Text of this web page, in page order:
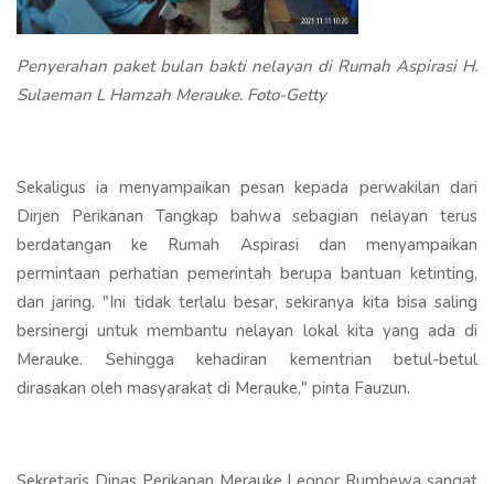
Penyerahan paket bulan bakti nelayan di Rumah Aspirasi H.
Sulaeman L Hamzah Merauke. Foto-Getty
Sekaligus ia menyampaikan pesan kepada perwakilan dari
Dirjen Perikanan Tangkap bahwa sebagian nelayan terus
berdatangan ke Rumah Aspirasi dan menyampaikan
permintaan perhatian pemerintah berupa bantuan ketinting,
dan jaring. "Ini tidak terlalu besar, sekiranya kita bisa saling
bersinergi untuk membantu nelayan lokal kita yang ada di
Merauke. Sehingga kehadiran kementrian betul-betul
dirasakan oleh masyarakat di Merauke," pinta Fauzun.